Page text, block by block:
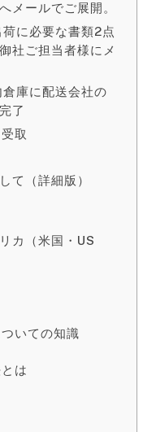
メールでご展開。
に必要な書類2点
社ご担当者様にメ
庫に配送会社の
了
取
て（詳細版）
カ（米国・US
いての知識
は